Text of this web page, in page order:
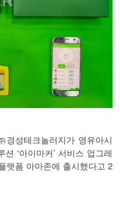
경성테크놀러지가 영유아시
‘아이마커’ 서비스 업그레
랫폼 아마존에 출시했다고 2